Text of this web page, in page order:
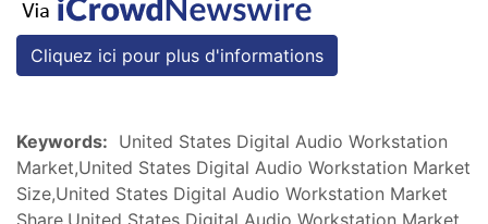
Cliquez ici pour plus d'informations
Keywords: United States Digital Audio Workstation
Market,United States Digital Audio Workstation Market
Size,United States Digital Audio Workstation Market
Share,United States Digital Audio Workstation Market